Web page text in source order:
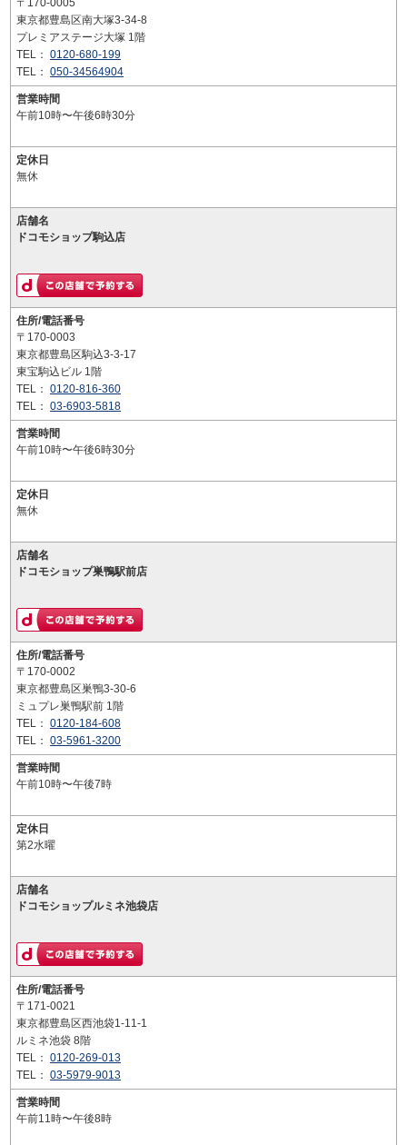
〒170-0005
東京都豊島区南大塚3-34-8
プレミアステージ大塚 1階
TEL： 0120-680-199
TEL： 050-34564904
営業時間
午前10時〜午後6時30分
定休日
無休
店舗名
ドコモショップ駒込店
住所/電話番号
〒170-0003
東京都豊島区駒込3-3-17
東宝駒込ビル 1階
TEL： 0120-816-360
TEL： 03-6903-5818
営業時間
午前10時〜午後6時30分
定休日
無休
店舗名
ドコモショップ巣鴨駅前店
住所/電話番号
〒170-0002
東京都豊島区巣鴨3-30-6
ミュプレ巣鴨駅前 1階
TEL： 0120-184-608
TEL： 03-5961-3200
営業時間
午前10時〜午後7時
定休日
第2水曜
店舗名
ドコモショップルミネ池袋店
住所/電話番号
〒171-0021
東京都豊島区西池袋1-11-1
ルミネ池袋 8階
TEL： 0120-269-013
TEL： 03-5979-9013
営業時間
午前11時〜午後8時